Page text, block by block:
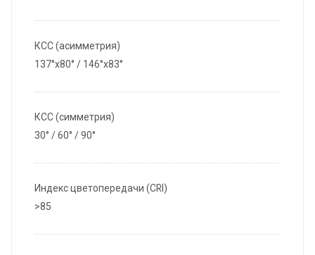
КСС (асимметрия)
137°x80° / 146°x83°
КСС (симметрия)
30° / 60° / 90°
Индекс цветопередачи (CRI)
>85